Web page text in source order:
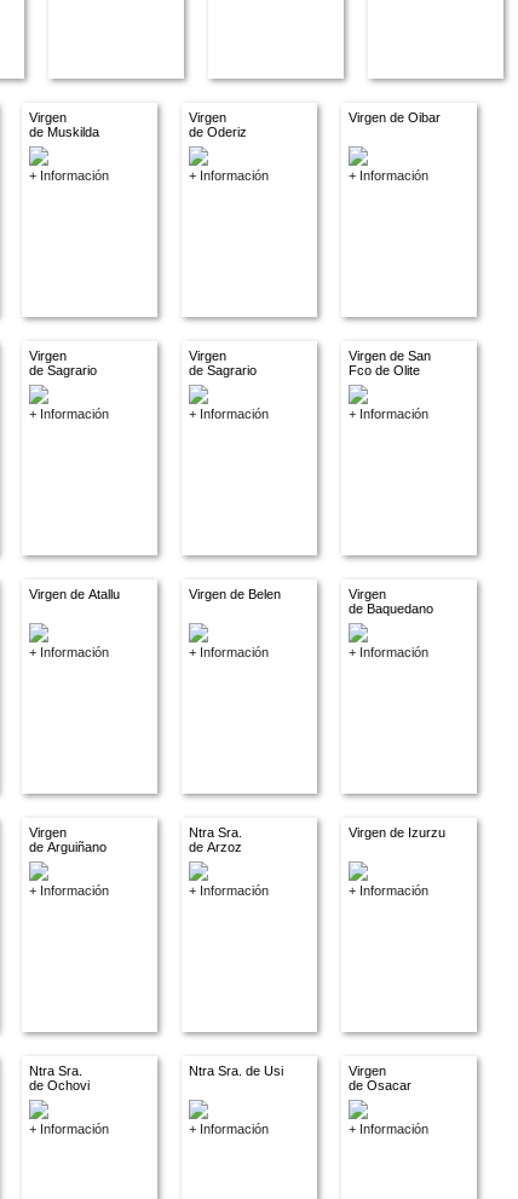
Virgen
de Muskilda
+ Información
Virgen
de Oderiz
+ Información
Virgen de Oibar
+ Información
Virgen
de Sagrario
+ Información
Virgen
de Sagrario
+ Información
Virgen de San
Fco de Olite
+ Información
Virgen de Atallu
+ Información
Virgen de Belen
+ Información
Virgen
de Baquedano
+ Información
Virgen
de Arguiñano
+ Información
Ntra Sra.
de Arzoz
+ Información
Virgen de Izurzu
+ Información
Ntra Sra.
de Ochovi
+ Información
Ntra Sra. de Usi
+ Información
Virgen
de Osacar
+ Información